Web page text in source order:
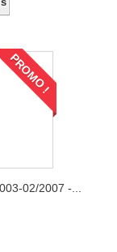
PROMO !
02/2007 -...